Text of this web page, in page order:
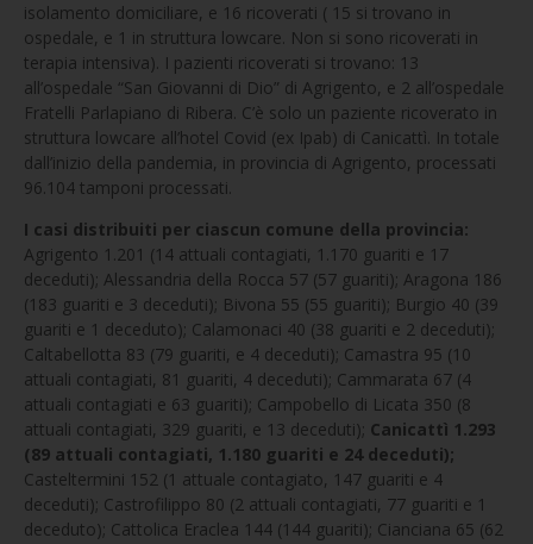
isolamento domiciliare, e 16 ricoverati ( 15 si trovano in
ospedale, e 1 in struttura lowcare. Non si sono ricoverati in
terapia intensiva). I pazienti ricoverati si trovano: 13
all’ospedale “San Giovanni di Dio” di Agrigento, e 2 all’ospedale
Fratelli Parlapiano di Ribera. C’è solo un paziente ricoverato in
struttura lowcare all’hotel Covid (ex Ipab) di Canicattì. In totale
dall’inizio della pandemia, in provincia di Agrigento, processati
96.104 tamponi processati.
I casi distribuiti per ciascun comune della provincia:
Agrigento 1.201 (14 attuali contagiati, 1.170 guariti e 17
deceduti); Alessandria della Rocca 57 (57 guariti); Aragona 186
(183 guariti e 3 deceduti); Bivona 55 (55 guariti); Burgio 40 (39
guariti e 1 deceduto); Calamonaci 40 (38 guariti e 2 deceduti);
Caltabellotta 83 (79 guariti, e 4 deceduti); Camastra 95 (10
attuali contagiati, 81 guariti, 4 deceduti); Cammarata 67 (4
attuali contagiati e 63 guariti); Campobello di Licata 350 (8
attuali contagiati, 329 guariti, e 13 deceduti); Canicattì 1.293
(89 attuali contagiati, 1.180 guariti e 24 deceduti);
Casteltermini 152 (1 attuale contagiato, 147 guariti e 4
deceduti); Castrofilippo 80 (2 attuali contagiati, 77 guariti e 1
deceduto); Cattolica Eraclea 144 (144 guariti); Cianciana 65 (62